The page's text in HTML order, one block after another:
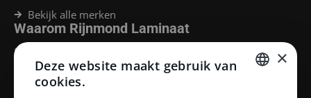
Bekijk alle merken
Waarom Rijnmond Laminaat
Legservice
Laminaat Capelle aan den Ijssel
Laminaat voor vloerverwarming
×
Deze website maakt gebruik van
cookies.